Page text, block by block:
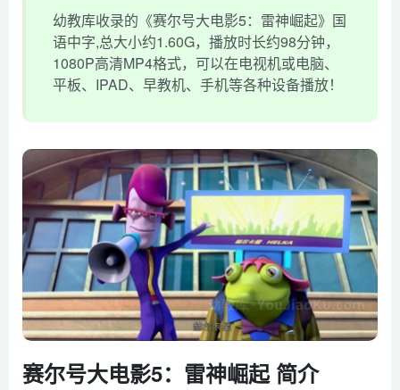
幼教库收录的《赛尔号大电影5：雷神崛起》国
语中字,总大小约1.60G，播放时长约98分钟，
1080P高清MP4格式，可以在电视机或电脑、
平板、IPAD、早教机、手机等各种设备播放！
赛尔号大电影5：雷神崛起 简介